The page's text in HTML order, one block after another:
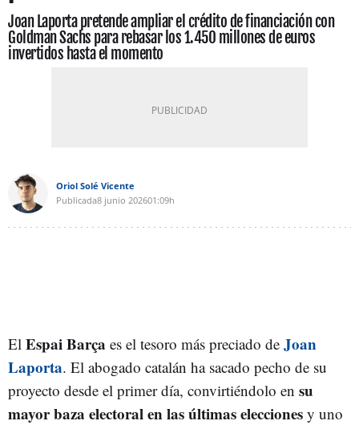
Joan Laporta pretende ampliar el crédito de financiación con
Goldman Sachs para rebasar los 1.450 millones de euros
invertidos hasta el momento
Oriol Solé Vicente
Publicada8 junio 202601:09h
El Espai Barça es el tesoro más preciado de Joan
Laporta. El abogado catalán ha sacado pecho de su
proyecto desde el primer día, convirtiéndolo en su
mayor baza electoral en las últimas elecciones y uno